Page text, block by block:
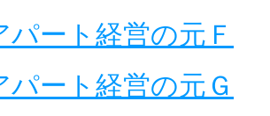
パート経営の元Ｆ
パート経営の元Ｇ